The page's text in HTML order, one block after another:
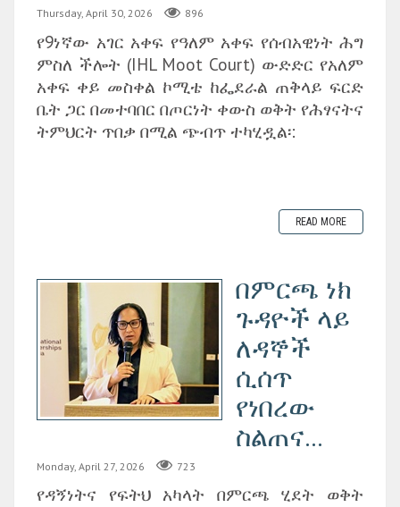
Thursday, April 30, 2026 896
የ9ነኛው አገር አቀፍ የዓለም አቀፍ የሰብአዊነት ሕግ
ምስለ ችሎት (IHL Moot Court) ውድድር የአለም
አቀፍ ቀይ መስቀል ኮሚቴ ከፌደራል ጠቅላይ ፍርድ
ቤት ጋር በመተባበር በጦርነት ቀውስ ወቅት የሕፃናትና
ትምህርት ጥበቃ በሚል ጭብጥ ተካሂዷል፡:
READ MORE
በምርጫ ነክ
ጉዳዮች ላይ
ለዳኞች
ሲሰጥ
የነበረው
ስልጠና...
Monday, April 27, 2026 723
‎የዳኝነትና የፍትህ አካላት በምርጫ ሂደት ወቅት